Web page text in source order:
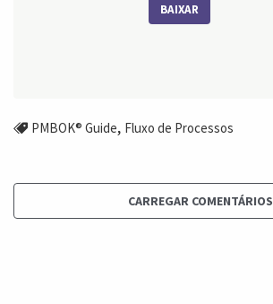
BAIXAR
PMBOK® Guide, Fluxo de Processos
CARREGAR COMENTÁRIOS